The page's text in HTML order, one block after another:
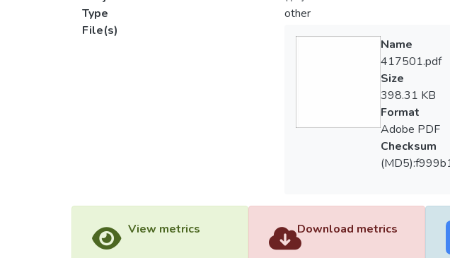
Type
other
File(s)
Name
417501.pdf
Size
398.31 KB
Format
Adobe PDF
Checksum
View metrics Download metrics